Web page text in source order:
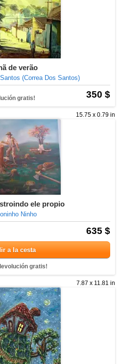
de verão
(Correa Dos Santos)
350 $
gratis!
15.75 x 0.79 in
ele propio
Ninho
635 $
a la cesta
gratis!
7.87 x 11.81 in